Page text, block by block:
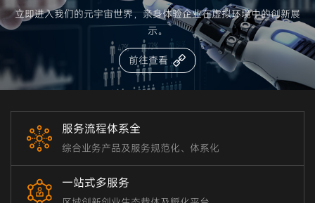
立即进入我们的元宇宙世界，亲身体验企业在虚拟环境中的创新展
示。
前往查看
服务流程体系全
综合业务产品及服务规范化、体系化
一站式多服务